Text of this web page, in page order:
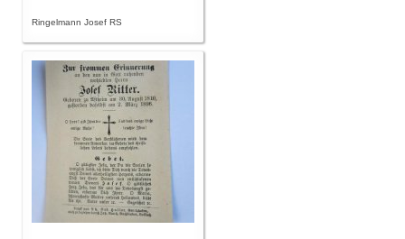
Ringelmann Josef RS